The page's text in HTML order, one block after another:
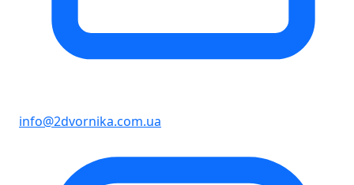
info@2dvornika.com.ua